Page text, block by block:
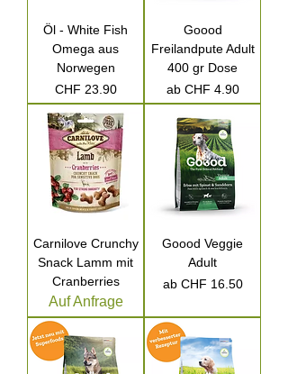
Öl - White Fish
Omega aus
Norwegen
Preis
CHF 23.90
Goood
Freilandpute Adult
400 gr Dose
ab CHF 4.90
Sale-Preis
Carnilove Crunchy
Snack Lamm mit
Cranberries
Auf Anfrage
Goood Veggie
Adult
ab CHF 16.50
Sale-Preis